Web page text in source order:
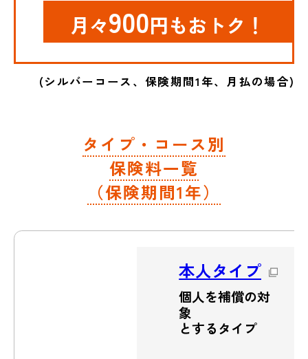
月々900円もおトク！
(シルバーコース、保険期間1年、月払の場合)
タイプ・コース別
保険料一覧
（保険期間1年）
本人タイプ
個人を補償の対
象
とするタイプ